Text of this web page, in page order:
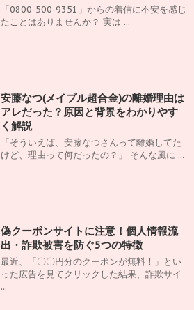
「0800-500-9351」からの着信に不安を感じ
たことはありませんか？ 実は ...
安藤なつ(メイプル超合金)の離婚理由は
アレだった？原因と背景をわかりやす
く解説
「そういえば、安藤なつさんって離婚してた
けど、理由って何だったの？」 そんな風に ...
偽クーポンサイトに注意！個人情報流
出・詐欺被害を防ぐ5つの特徴
最近、「〇〇円分のクーポンが無料！」とい
った広告を見てクリックした結果、詐欺サイ
...